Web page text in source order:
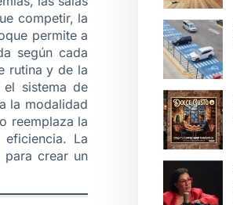
competir, la
permite a
según cada
rutina y de la
sistema de
la modalidad
reemplaza la
La
para crear un